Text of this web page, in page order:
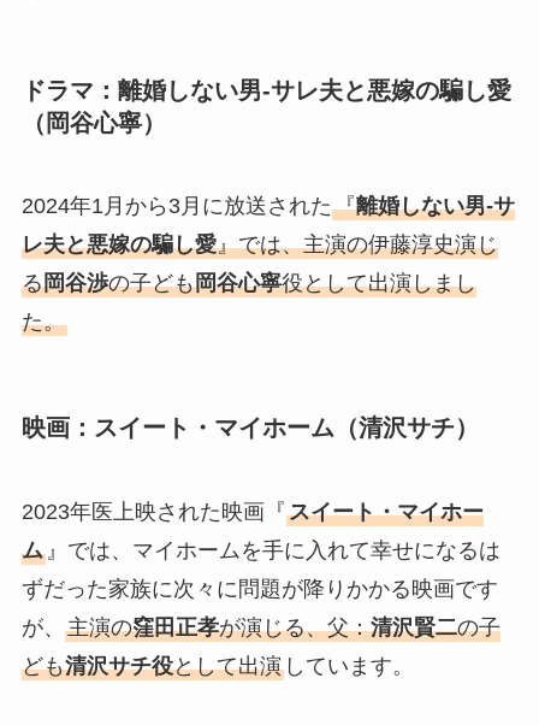
ドラマ：離婚しない男-サレ夫と悪嫁の騙し愛
（岡谷心寧）
2024年1月から3月に放送された『離婚しない男-サ
レ夫と悪嫁の騙し愛』では、主演の伊藤淳史演じ
る岡谷渉の子ども岡谷心寧役として出演しまし
た。
映画：スイート・マイホーム（清沢サチ）
2023年医上映された映画『スイート・マイホー
ム』では、マイホームを手に入れて幸せになるは
ずだった家族に次々に問題が降りかかる映画です
が、 主演の窪田正孝が演じる、父：清沢賢二の子
ども清沢サチ役として出演しています。